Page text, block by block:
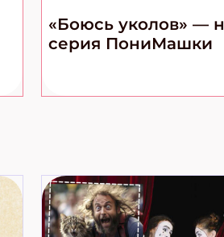
«Боюсь уколов» —
серия ПониМашки